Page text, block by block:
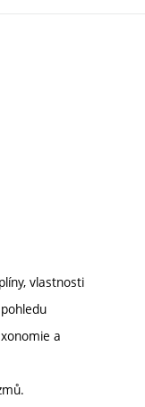
vlastnosti
a